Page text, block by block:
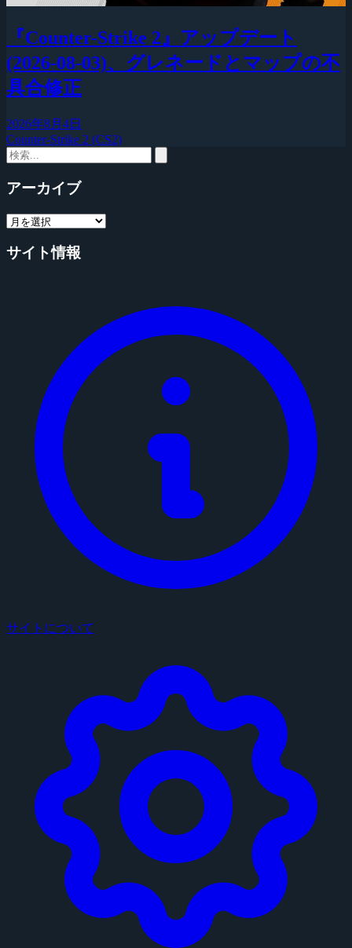
『Counter-Strike 2』アップデート
(2026-08-03)、グレネードとマップの不
具合修正
2026年8月4日
Counter-Strike 2 (CS2)
アーカイブ
サイト情報
サイトについて